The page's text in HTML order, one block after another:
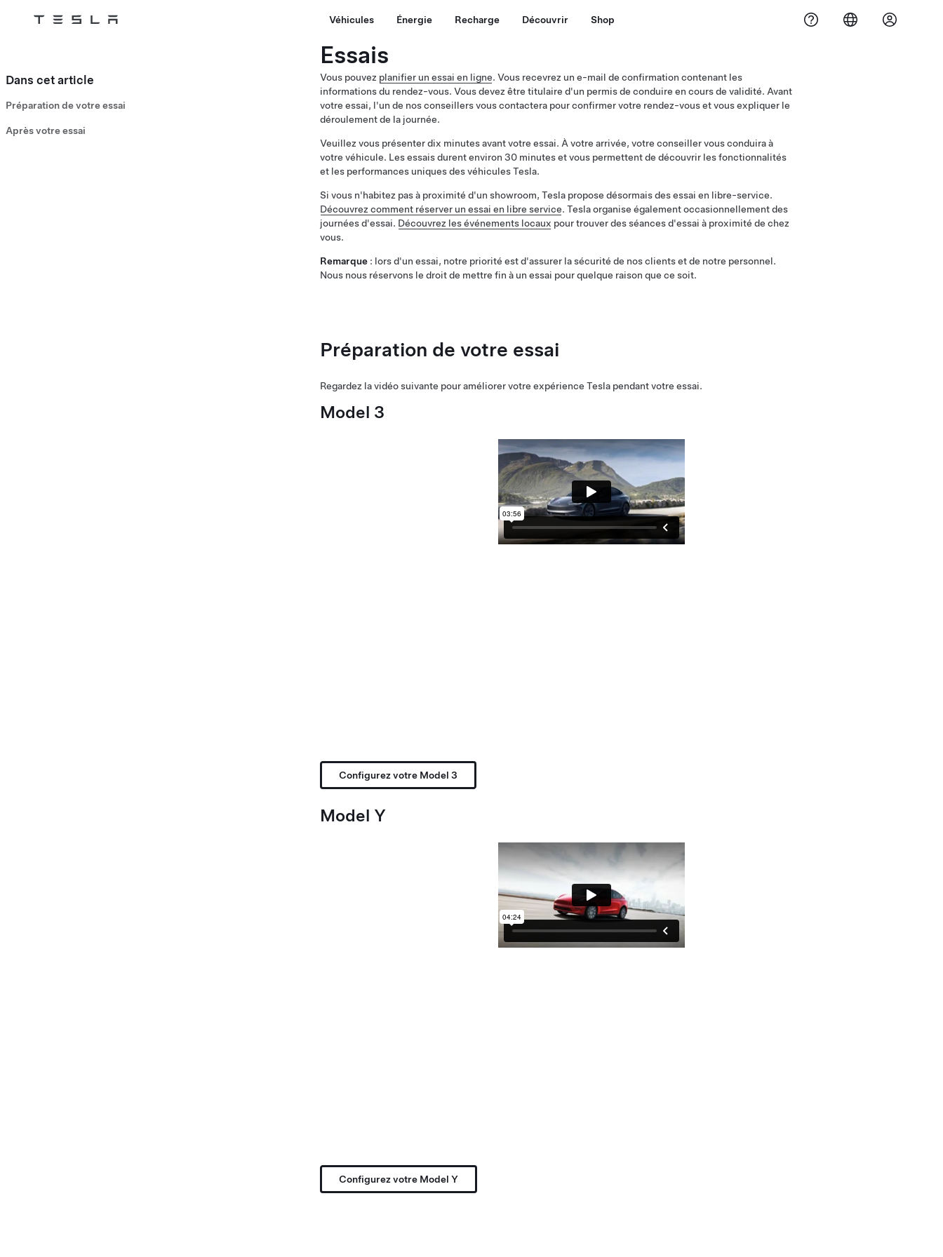
Tesla Véhicules Énergie Recharge Découvrir Shop
Essais
Vous pouvez planifier un essai en ligne. Vous recevrez un e-mail de confirmation contenant les
informations du rendez-vous. Vous devez être titulaire d'un permis de conduire en cours de validité. Avant
votre essai, l'un de nos conseillers vous contactera pour confirmer votre rendez-vous et vous expliquer le
déroulement de la journée.
Veuillez vous présenter dix minutes avant votre essai. À votre arrivée, votre conseiller vous conduira à
votre véhicule. Les essais durent environ 30 minutes et vous permettent de découvrir les fonctionnalités
et les performances uniques des véhicules Tesla.
Si vous n'habitez pas à proximité d'un showroom, Tesla propose désormais des essai en libre-service.
Découvrez comment réserver un essai en libre service. Tesla organise également occasionnellement des
journées d'essai. Découvrez les événements locaux pour trouver des séances d'essai à proximité de chez
vous.
Remarque : lors d'un essai, notre priorité est d'assurer la sécurité de nos clients et de notre personnel.
Nous nous réservons le droit de mettre fin à un essai pour quelque raison que ce soit.
Préparation de votre essai
Regardez la vidéo suivante pour améliorer votre expérience Tesla pendant votre essai.
Model 3
Configurez votre Model 3
Model Y
Configurez votre Model Y
Dans cet article
Préparation de votre essai
Après votre essai